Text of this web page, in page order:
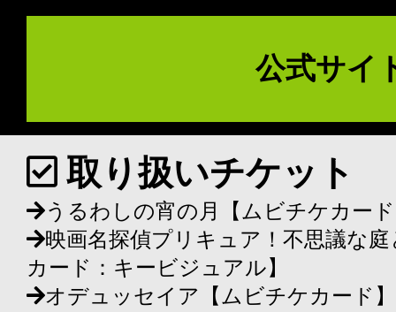
公式サイ
取り扱いチケット
うるわしの宵の月【ムビチケカー
映画名探偵プリキュア！不思議な
カード：キービジュアル】
オデュッセイア【ムビチケカード】